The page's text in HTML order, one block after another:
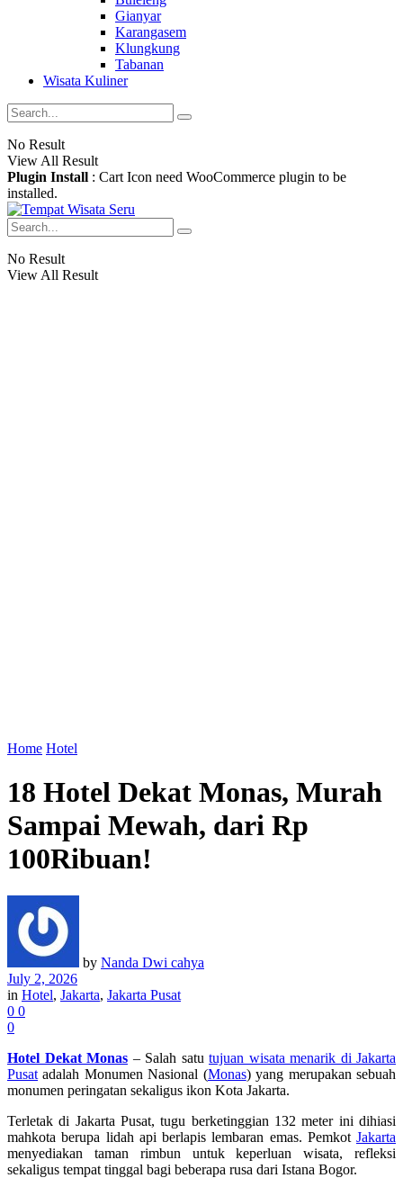
Gianyar
Karangasem
Klungkung
Tabanan
Wisata Kuliner
No Result
View All Result
Plugin Install : Cart Icon need WooCommerce plugin to be
installed.
No Result
View All Result
Home Hotel
18 Hotel Dekat Monas, Murah
Sampai Mewah, dari Rp
100Ribuan!
by Nanda Dwi cahya
July 2, 2026
in Hotel, Jakarta, Jakarta Pusat
0 0
0
Hotel Dekat Monas – Salah satu tujuan wisata menarik di Jakarta
Pusat adalah Monumen Nasional (Monas) yang merupakan sebuah
monumen peringatan sekaligus ikon Kota Jakarta.
Terletak di Jakarta Pusat, tugu berketinggian 132 meter ini dihiasi
mahkota berupa lidah api berlapis lembaran emas. Pemkot Jakarta
menyediakan taman rimbun untuk keperluan wisata, refleksi
sekaligus tempat tinggal bagi beberapa rusa dari Istana Bogor.